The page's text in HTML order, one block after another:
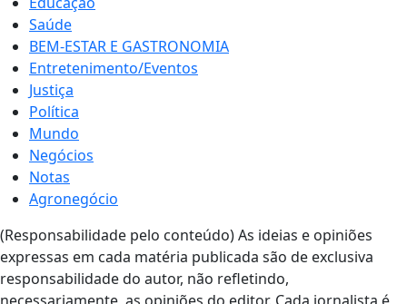
Saúde
BEM-ESTAR E GASTRONOMIA
Entretenimento/Eventos
Justiça
Política
Mundo
Negócios
Notas
Agronegócio
(Responsabilidade pelo conteúdo) As ideias e opiniões
expressas em cada matéria publicada são de exclusiva
responsabilidade do autor, não refletindo,